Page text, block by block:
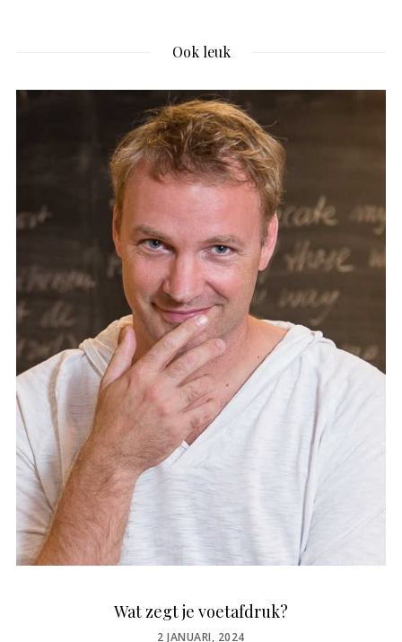
Ook leuk
Wat zegt je voetafdruk?
POSTED
2 JANUARI, 2024